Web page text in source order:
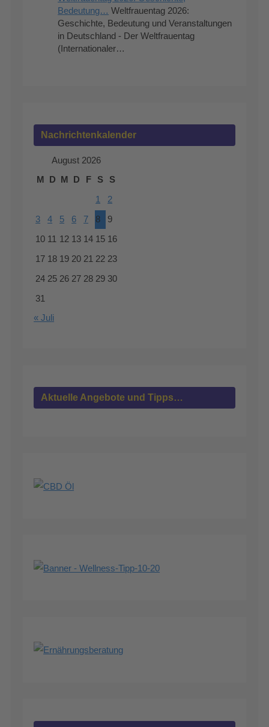
Bedeutung… Weltfrauentag 2026:
Geschichte, Bedeutung und Veranstaltungen
in Deutschland - Der Weltfrauentag
(Internationaler…
Nachrichtenkalender
August 2026
M
D M D F S S
1 2
3 4 5 6 7 8 9
10 11 12 13 14 15 16
17 18 19 20 21 22 23
24 25 26 27 28 29 30
31
« Juli
Aktuelle Angebote und Tipps…